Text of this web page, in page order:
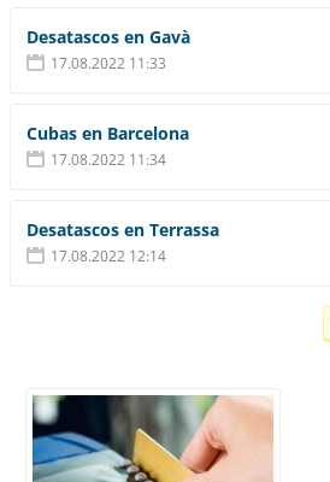
Desatascos en Gavà
17.08.2022 11:33
Cubas en Barcelona
17.08.2022 11:34
Desatascos en Terrassa
17.08.2022 12:14